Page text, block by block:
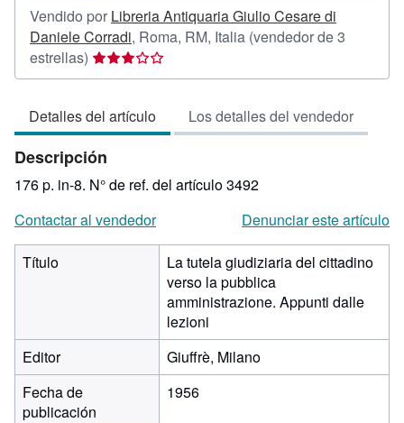
Vendido por Libreria Antiquaria Giulio Cesare di
Daniele Corradi, Roma, RM, Italia (vendedor de 3
estrellas) Calificación
del
3
de
5
estrellas
Detalles del artículo Los detalles del vendedor
Descripción
176 p. in-8. N° de ref. del artículo 3492
Contactar al vendedor
Denunciar este artículo
Título
La tutela giudiziaria del cittadino
verso la pubblica
amministrazione. Appunti dalle
lezioni
Editor
Giuffrè, Milano
Fecha de
publicación
1956